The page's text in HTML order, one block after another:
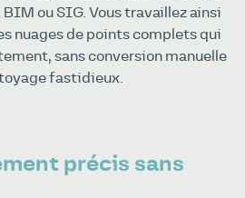
ou SIG. Vous travaillez ainsi
nuages de points complets qui
sans conversion manuelle
fastidieux.
précis sans